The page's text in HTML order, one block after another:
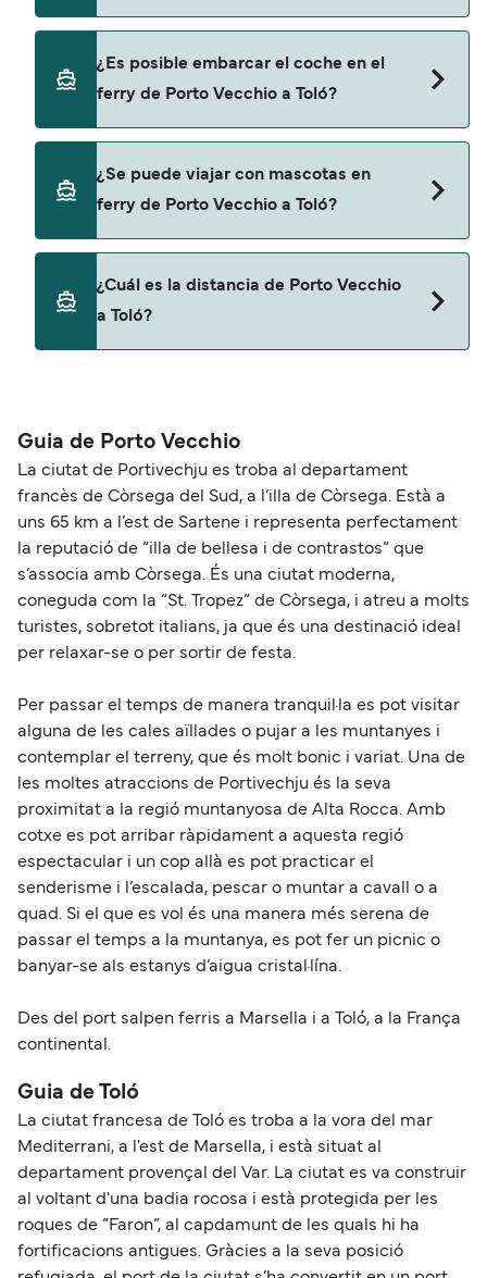
página de ofertas para descrubrir las últimas
navieras.
Vecchio a Toló con:
¿Es posible embarcar el coche en el
ferry de Porto Vecchio a Toló?
a Toló con
¿Se puede viajar con mascotas en
ferry de Porto Vecchio a Toló?
ferry. Puede que necesites el pasaporte de tus
puedes viajar con mascotas con:
¿Cuál es la distancia de Porto Vecchio
a Toló?
Guia de Porto Vecchio
La ciutat de Portivechju es troba al departament
francès de Còrsega del Sud, a l’illa de Còrsega. Està a
uns 65 km a l’est de Sartene i representa perfectament
la reputació de “illa de bellesa i de contrastos” que
s’associa amb Còrsega. És una ciutat moderna,
coneguda com la “St. Tropez” de Còrsega, i atreu a molts
turistes, sobretot italians, ja que és una destinació ideal
per relaxar-se o per sortir de festa.
Per passar el temps de manera tranquil·la es pot visitar
alguna de les cales aïllades o pujar a les muntanyes i
contemplar el terreny, que és molt bonic i variat. Una de
les moltes atraccions de Portivechju és la seva
proximitat a la regió muntanyosa de Alta Rocca. Amb
cotxe es pot arribar ràpidament a aquesta regió
espectacular i un cop allà es pot practicar el
senderisme i l’escalada, pescar o muntar a cavall o a
quad. Si el que es vol és una manera més serena de
passar el temps a la muntanya, es pot fer un picnic o
banyar-se als estanys d’aigua cristal·lína.
Des del port salpen ferris a Marsella i a Toló, a la França
continental.
Guia de Toló
La ciutat francesa de Toló es troba a la vora del mar
Mediterrani, a l'est de Marsella, i està situat al
departament provençal del Var. La ciutat es va construir
al voltant d'una badia rocosa i està protegida per les
roques de “Faron”, al capdamunt de les quals hi ha
fortificacions antigues. Gràcies a la seva posició